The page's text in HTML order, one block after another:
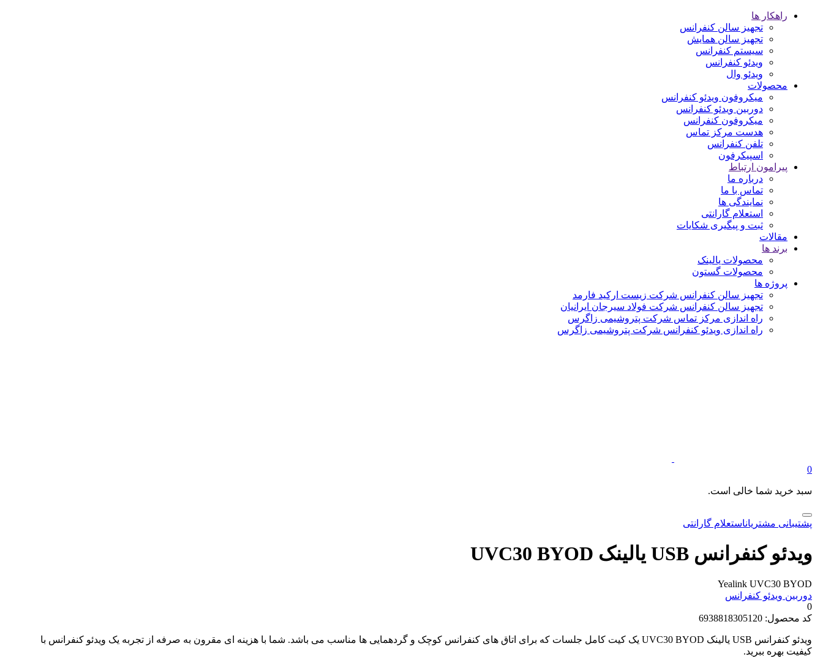
راهکار ها
تجهیز سالن کنفرانس
تجهیز سالن همایش
سیستم کنفرانس
ویدئو کنفرانس
ویدئو وال
محصولات
میکروفون ویدئو کنفرانس
دوربین ویدئو کنفرانس
میکروفون کنفرانس
هدست مرکز تماس
تلفن کنفرانس
اسپیکرفون
پیرامون ارتباط
درباره ما
تماس با ما
نمایندگی ها
استعلام گارانتی
ثبت و پیگیری شکایات
مقالات
برند ها
محصولات یالینک
محصولات گستون
پروژه ها
تجهیز سالن کنفرانس شرکت زیست ارکید فارمد
تجهیز سالن کنفرانس شرکت فولاد سیرجان ایرانیان
راه اندازی مرکز تماس شرکت پتروشیمی زاگرس
راه اندازی ویدئو کنفرانس شرکت پتروشیمی زاگرس
0
سبد خرید شما خالی است.
پشتیبانی مشتریاناستعلام گارانتی
ویدئو کنفرانس USB یالینک UVC30 BYOD
Yealink UVC30 BYOD
دوربین ویدئو کنفرانس
0
کد محصول: 6938818305120
ویدئو کنفرانس USB یالینک UVC30 BYOD یک کیت کامل جلسات که برای اتاق های کنفرانس کوچک و گردهمایی ها مناسب می باشد. شما با هزینه ای مقرون به صرفه از تجربه یک ویدئو کنفرانس با
کیفیت بهره ببرید.